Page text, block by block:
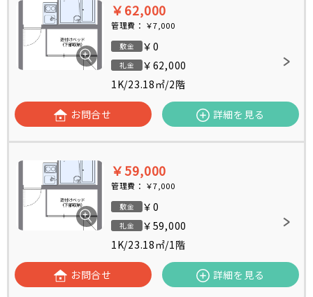
￥62,000
管理費： ￥7,000
敷金 ￥0
礼金
￥62,000
1K/23.18㎡/2階
お問合せ 詳細を見る
￥59,000
管理費： ￥7,000
敷金 ￥0
礼金
￥59,000
1K/23.18㎡/1階
お問合せ 詳細を見る